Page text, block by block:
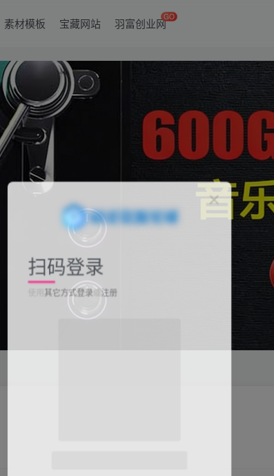
素材模板 宝藏网站 羽富创业网GO
扫码登录
其它方式登录或注册